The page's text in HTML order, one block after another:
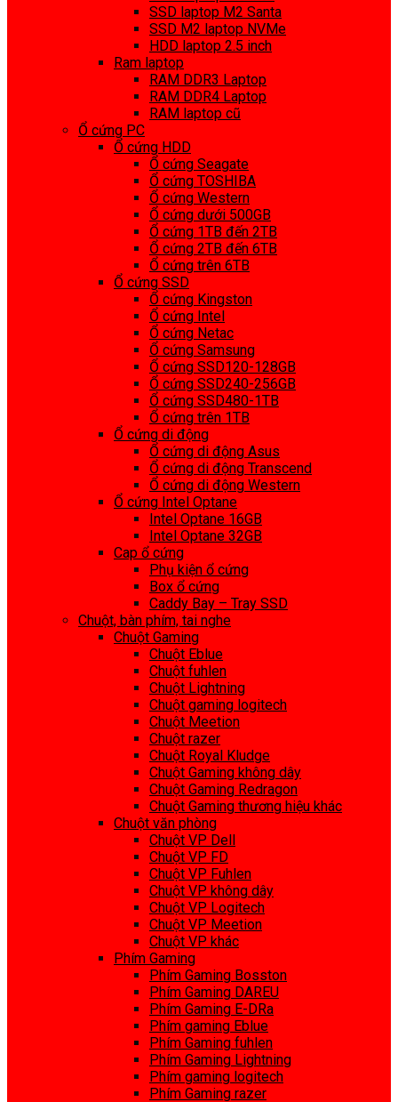
SSD laptop M2 Santa
SSD M2 laptop NVMe
HDD laptop 2.5 inch
Ram laptop
RAM DDR3 Laptop
RAM DDR4 Laptop
RAM laptop cũ
Ổ cứng PC
Ổ cứng HDD
Ổ cứng Seagate
Ổ cứng TOSHIBA
Ổ cứng Western
Ổ cứng dưới 500GB
Ổ cứng 1TB đến 2TB
Ổ cứng 2TB đến 6TB
Ổ cứng trên 6TB
Ổ cứng SSD
Ổ cứng Kingston
Ổ cứng Intel
Ổ cứng Netac
Ổ cứng Samsung
Ổ cứng SSD120-128GB
Ổ cứng SSD240-256GB
Ổ cứng SSD480-1TB
Ổ cứng trên 1TB
Ổ cứng di động
Ổ cứng di động Asus
Ổ cứng di động Transcend
Ổ cứng di động Western
Ổ cứng Intel Optane
Intel Optane 16GB
Intel Optane 32GB
Cap ổ cứng
Phụ kiện ổ cứng
Box ổ cứng
Caddy Bay – Tray SSD
Chuột, bàn phím, tai nghe
Chuột Gaming
Chuột Eblue
Chuột fuhlen
Chuột Lightning
Chuột gaming logitech
Chuột Meetion
Chuột razer
Chuột Royal Kludge
Chuột Gaming không dây
Chuột Gaming Redragon
Chuột Gaming thương hiệu khác
Chuột văn phòng
Chuột VP Dell
Chuột VP FD
Chuột VP Fuhlen
Chuột VP không dây
Chuột VP Logitech
Chuột VP Meetion
Chuột VP khác
Phím Gaming
Phím Gaming Bosston
Phím Gaming DAREU
Phím Gaming E-DRa
Phím gaming Eblue
Phím Gaming fuhlen
Phím Gaming Lightning
Phím gaming logitech
Phím Gaming razer